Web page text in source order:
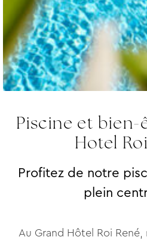
Piscine et bien-
Hotel
Profitez de notre
plein
Au Grand Hôtel Roi